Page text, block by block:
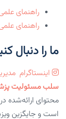
راهنمای
راهنمای
ما را دنبال
اینستاگرام
سلب مسئولیت
محتوای ارائه‌شده
است و جایگزین